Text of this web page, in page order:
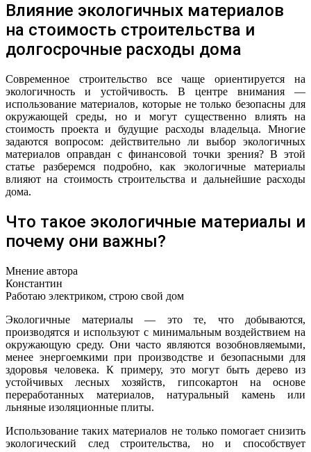
Влияние экологичных материалов
на стоимость строительства и
долгосрочные расходы дома
Современное строительство все чаще ориентируется на
экологичность и устойчивость. В центре внимания —
использование материалов, которые не только безопасны для
окружающей среды, но и могут существенно влиять на
стоимость проекта и будущие расходы владельца. Многие
задаются вопросом: действительно ли выбор экологичных
материалов оправдан с финансовой точки зрения? В этой
статье разберемся подробно, как экологичные материалы
влияют на стоимость строительства и дальнейшие расходы
дома.
Что такое экологичные материалы и
почему они важны?
Мнение автора
Константин
Работаю электриком, строю свой дом
Экологичные материалы — это те, что добываются,
производятся и используют с минимальным воздействием на
окружающую среду. Они часто являются возобновляемыми,
менее энергоемкими при производстве и безопасными для
здоровья человека. К примеру, это могут быть дерево из
устойчивых лесных хозяйств, гипсокартон на основе
переработанных материалов, натуральный камень или
льняные изоляционные плиты.
Использование таких материалов не только помогает снизить
экологический след строительства, но и способствует